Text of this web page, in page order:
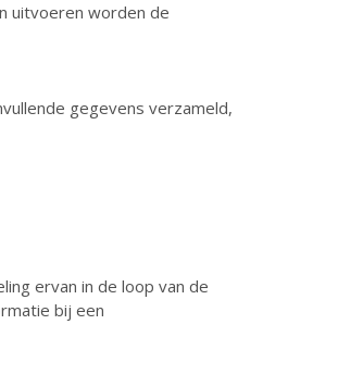
uitvoeren worden de
gegevens verzameld,
ervan in de loop van de
bij een